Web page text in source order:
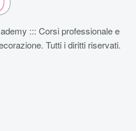
::: Corsi professionale e
Tutti i diritti riservati.